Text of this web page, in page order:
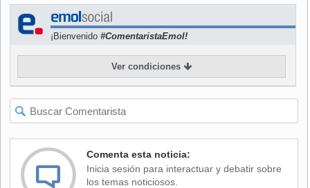
proteger a estas trabajadoras.
Valeria Ambrosio, la representante en Chile de ONU
Mujeres (la secretaría que encabeza Michelle Bachelet)
asegura que este convenio es un gran paso para las
mujeres, y que además revela que Chile ha dado pasos
sustantivos, porque muchas de sus resoluciones ya son
Dentro de las normas mínimas establecidas en el convenio
¡Bienvenido #ComentaristaEmol!
Ver condiciones
Comenta esta noticia:
Inicia sesión para interactuar y debatir sobre
los temas noticiosos.